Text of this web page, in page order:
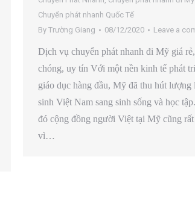
Chuyển phát nhanh Quốc Tế
By Trường Giang 08/12/2020 Leave a
Dịch vụ chuyển phát nhanh đi Mỹ giá
chóng, uy tín Với một nền kinh tế phát
giáo dục hàng đầu, Mỹ đã thu hút lượng
sinh Việt Nam sang sinh sống và học
đó cộng đồng người Việt tại Mỹ cũng
vì…